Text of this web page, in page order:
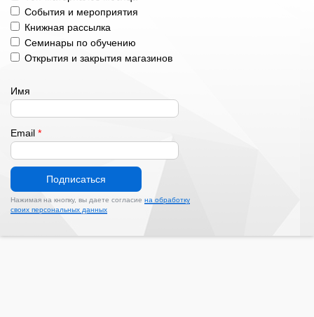
События и мероприятия
Книжная рассылка
Семинары по обучению
Открытия и закрытия магазинов
Имя
Email *
Подписаться
Нажимая на кнопку, вы даете согласие на обработку
своих персональных данных